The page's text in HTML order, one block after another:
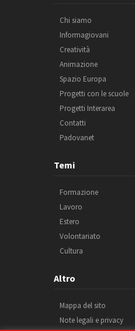
Chi siamo
Informagiovani
Creatività
Animazione
Spazio Europa
Progetti con le scuole
Progetti Interarea
Contatti
Padovanet
Temi
Formazione
Lavoro
Estero
Volontariato
Cultura
Altro
Mappa del sito
Note legali e privacy